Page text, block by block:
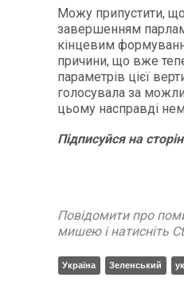
Можу припустити, що
завершенням
кінцевим
причини, що вже
параметрів цієї
голосувала за
цьому насправді
Підписуйся на
Повідомити про
мишею і натисніть
Україна Зеленський